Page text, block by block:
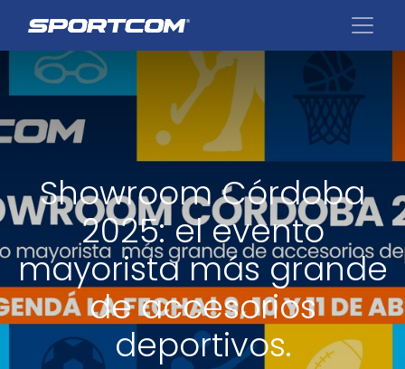
Showroom Córdoba
2025: el evento
mayorista más grande
de accesorios
deportivos.